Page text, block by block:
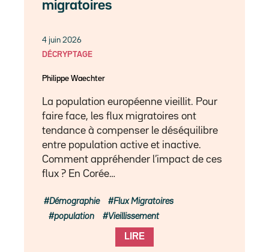
migratoires
4 juin 2026
DÉCRYPTAGE
Philippe Waechter
La population européenne vieillit. Pour
faire face, les flux migratoires ont
tendance à compenser le déséquilibre
entre population active et inactive.
Comment appréhender l’impact de ces
flux ? En Corée…
LIRE
Démographie
Flux Migratoires
population
Vieillissement